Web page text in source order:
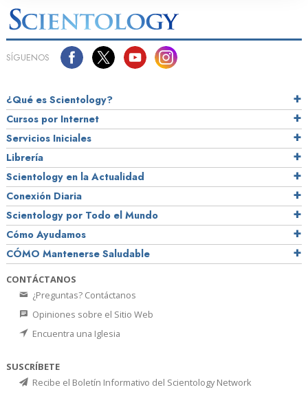
SÍGUENOS
¿Qué es Scientology?
Cursos por Internet
Servicios Iniciales
Librería
Scientology en la Actualidad
Conexión Diaria
Scientology por Todo el Mundo
Cómo Ayudamos
CÓMO Mantenerse Saludable
CONTÁCTANOS
¿Preguntas? Contáctanos
Opiniones sobre el Sitio Web
Encuentra una Iglesia
SUSCRÍBETE
Recibe el Boletín Informativo del Scientology Network